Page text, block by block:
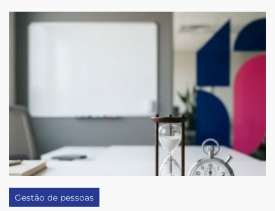
Gestão de pessoas